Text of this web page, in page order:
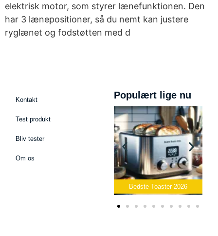
elektrisk motor, som styrer lænefunktionen. Den
har 3 lænepositioner, så du nemt kan justere
ryglænet og fodstøtten med d
Kontakt
Test produkt
Bliv tester
Om os
Populært lige nu
Bedste Toaster 2026